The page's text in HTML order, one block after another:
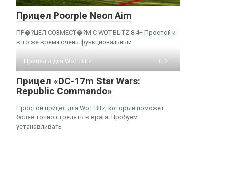
Прицел Poorple Neon Aim
ПР�?ЦЕЛ СОВМЕСТ�?М С WOT BLITZ 8.4+ Простой и
в то же время очень функциональный
Прицелы для WoT Blitz 2
Прицел «DC-17m Star Wars:
Republic Commando»
Простой прицел для WoT Bltz, который поможет
более точно стрелять в врага. Пробуем
устанавливать